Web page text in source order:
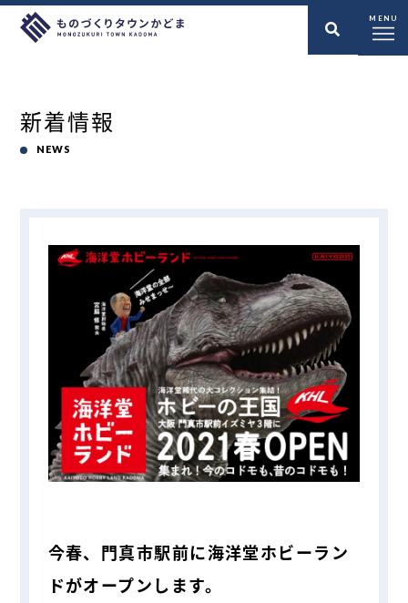
MENU
新着情報
NEWS
今春、門真市駅前に海洋堂ホビーラン
ドがオープンします。